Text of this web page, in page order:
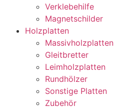
Verklebehilfe
Magnetschilder
Holzplatten
Massivholzplatten
Gleitbretter
Leimholzplatten
Rundhölzer
Sonstige Platten
Zubehör